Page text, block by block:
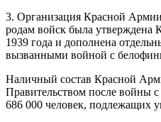
3. Организация Красной
родам войск была утверждена
1939 года и дополнена
вызванными войной с
Наличный состав Красной
Правительством после войны
686 000 человек, подлежащих